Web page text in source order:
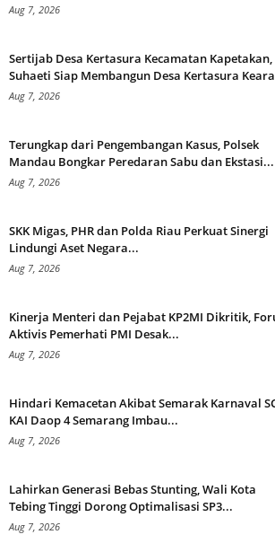
Aug 7, 2026
Sertijab Desa Kertasura Kecamatan Kapetakan,
Suhaeti Siap Membangun Desa Kertasura
Aug 7, 2026
Terungkap dari Pengembangan Kasus, Polsek
Mandau Bongkar Peredaran Sabu dan Ekstasi...
Aug 7, 2026
SKK Migas, PHR dan Polda Riau Perkuat Sinergi
Lindungi Aset Negara...
Aug 7, 2026
Kinerja Menteri dan Pejabat KP2MI Dikritik,
Aktivis Pemerhati PMI Desak...
Aug 7, 2026
Hindari Kemacetan Akibat Semarak Karnaval
KAI Daop 4 Semarang Imbau...
Aug 7, 2026
Lahirkan Generasi Bebas Stunting, Wali Kota
Tebing Tinggi Dorong Optimalisasi SP3...
Aug 7, 2026